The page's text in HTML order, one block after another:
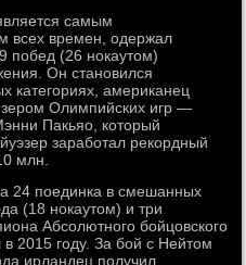
самым
всех времен, одержал
побед (26 нокаутом)
Он становился
категориях, американец
Олимпийских игр —
Пакьяо, который
заработал рекордный
млн.
24 поединка в смешанных
(18 нокаутом) и три
Абсолютного бойцовского
2015 году. За бой с Нейтом
ирландец получил